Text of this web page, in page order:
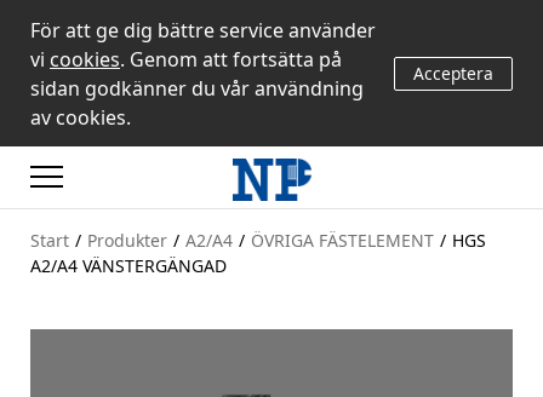
För att ge dig bättre service använder
vi cookies. Genom att fortsätta på
sidan godkänner du vår användning
av cookies.
Acceptera
Start / Produkter / A2/A4 / ÖVRIGA FÄSTELEMENT / HGS
A2/A4 VÄNSTERGÄNGAD